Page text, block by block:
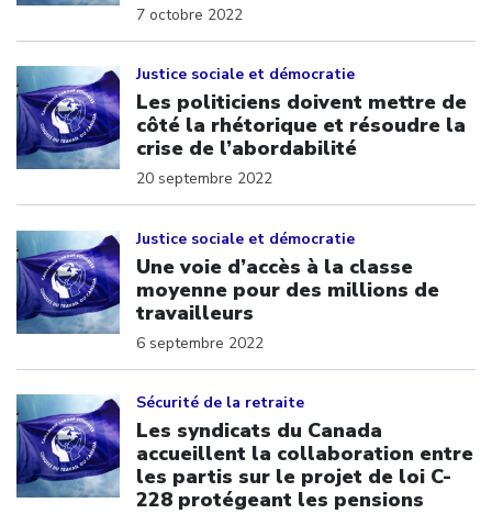
7 octobre 2022
Justice sociale et démocratie
Les politiciens doivent mettre de
côté la rhétorique et résoudre la
crise de l’abordabilité
20 septembre 2022
Justice sociale et démocratie
Une voie d’accès à la classe
moyenne pour des millions de
travailleurs
6 septembre 2022
Sécurité de la retraite
Les syndicats du Canada
accueillent la collaboration entre
les partis sur le projet de loi C-
228 protégeant les pensions